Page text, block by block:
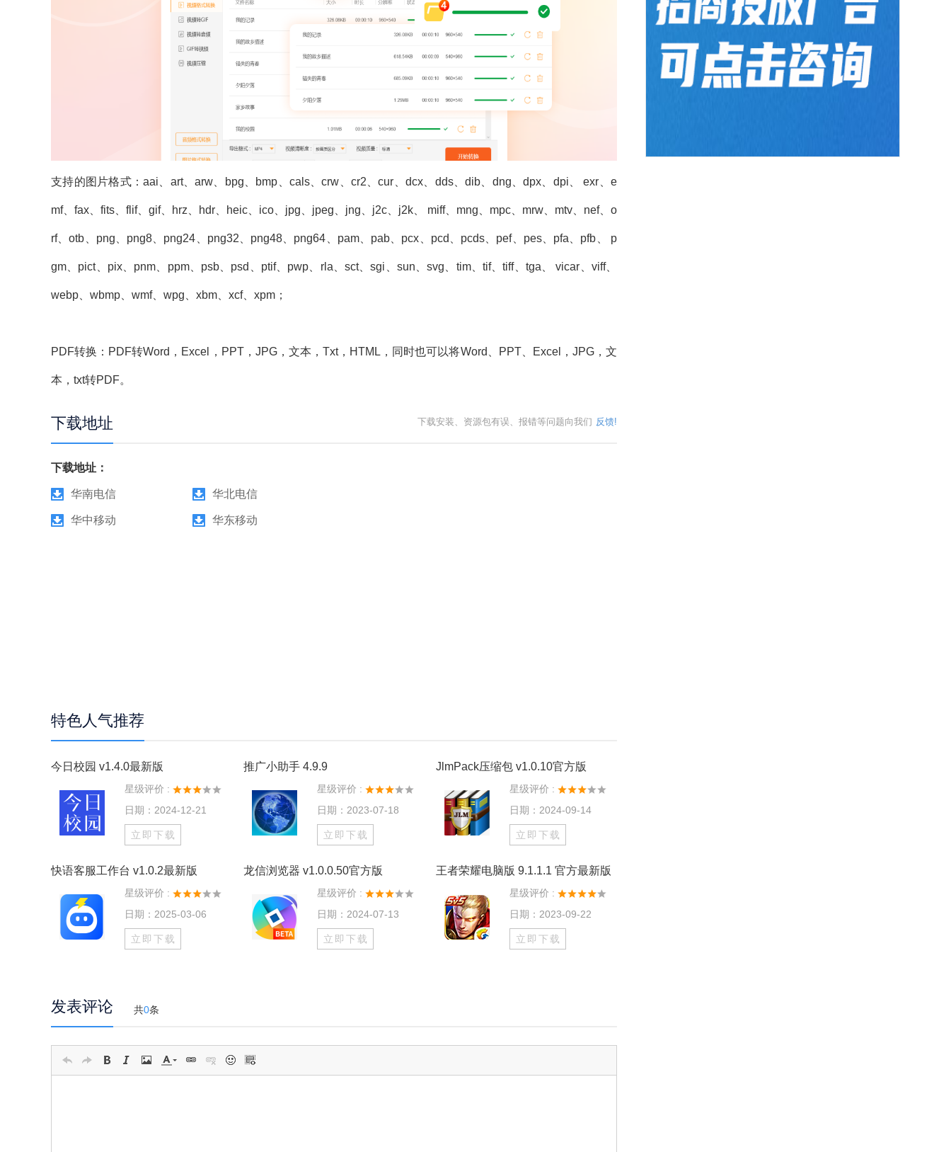
支持的图片格式：aai、art、arw、bpg、bmp、cals、crw、cr2、cur、dcx、dds、dib、dng、dpx、dpi、 exr、e
mf、fax、fits、flif、gif、hrz、hdr、heic、ico、jpg、jpeg、jng、j2c、j2k、 miff、mng、mpc、mrw、mtv、nef、o
rf、otb、png、png8、png24、png32、png48、png64、pam、pab、pcx、pcd、pcds、pef、pes、pfa、pfb、 p
gm、pict、pix、pnm、ppm、psb、psd、ptif、pwp、rla、sct、sgi、sun、svg、tim、tif、tiff、tga、 vicar、viff、
webp、wbmp、wmf、wpg、xbm、xcf、xpm；
PDF转换：PDF转Word，Excel，PPT，JPG，文本，Txt，HTML，同时也可以将Word、PPT、Excel，JPG，文
本，txt转PDF。
下载地址 下载安装、资源包有误、报错等问题向我们 反馈!
下载地址：
华南电信 华北电信
华中移动 华东移动
特色人气推荐
今日校园 v1.4.0最新版
星级评价 :
日期：2024-12-21
立即下载
推广小助手 4.9.9
星级评价 :
日期：2023-07-18
立即下载
JlmPack压缩包 v1.0.10官方版
星级评价 :
日期：2024-09-14
立即下载
快语客服工作台 v1.0.2最新版
星级评价 :
日期：2025-03-06
立即下载
龙信浏览器 v1.0.0.50官方版
星级评价 :
日期：2024-07-13
立即下载
王者荣耀电脑版 9.1.1.1 官方最新版
星级评价 :
日期：2023-09-22
立即下载
发表评论 共0条